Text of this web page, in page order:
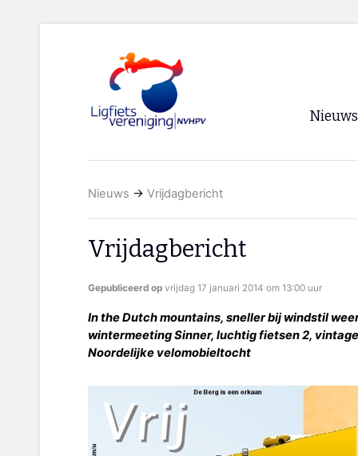
Nieuws
Nieuws → Vrijdagbericht
Vrijdagbericht
Gepubliceerd op vrijdag 17 januari 2014 om 13:00 uur
In the Dutch mountains, sneller bij windstil
wintermeeting Sinner, luchtig fietsen 2,
Noordelijke velomobieltocht